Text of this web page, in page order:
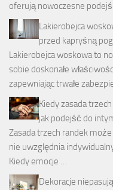
oferują nowoczesne
Lakierobejca
przed kapryśną
Lakierobejca woskowa to
sobie doskonałe
zapewniając trwałe
Kiedy zasada
jak podejść do
Zasada trzech randek
nie uwzględnia
Kiedy emocje …
Dekoracje